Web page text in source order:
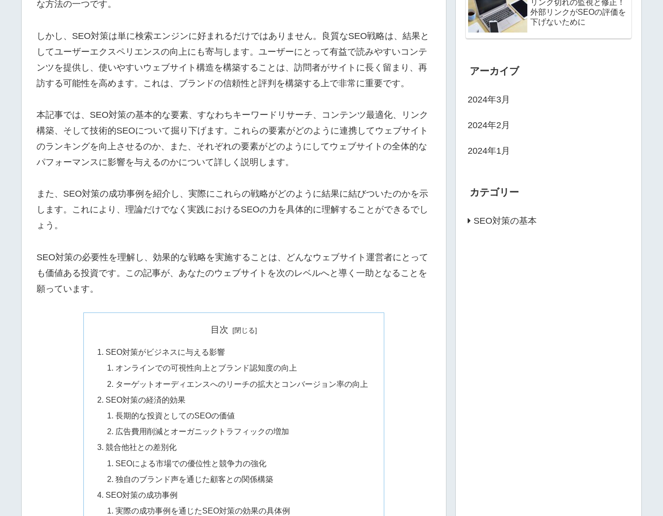
な方法の一つです。
しかし、SEO対策は単に検索エンジンに好まれるだけではありません。良質なSEO戦略は、結果と
してユーザーエクスペリエンスの向上にも寄与します。ユーザーにとって有益で読みやすいコンテ
ンツを提供し、使いやすいウェブサイト構造を構築することは、訪問者がサイトに長く留まり、再
訪する可能性を高めます。これは、ブランドの信頼性と評判を構築する上で非常に重要です。
本記事では、SEO対策の基本的な要素、すなわちキーワードリサーチ、コンテンツ最適化、リンク
構築、そして技術的SEOについて掘り下げます。これらの要素がどのように連携してウェブサイト
のランキングを向上させるのか、また、それぞれの要素がどのようにしてウェブサイトの全体的な
パフォーマンスに影響を与えるのかについて詳しく説明します。
また、SEO対策の成功事例を紹介し、実際にこれらの戦略がどのように結果に結びついたのかを示
します。これにより、理論だけでなく実践におけるSEOの力を具体的に理解することができるでし
ょう。
SEO対策の必要性を理解し、効果的な戦略を実施することは、どんなウェブサイト運営者にとって
も価値ある投資です。この記事が、あなたのウェブサイトを次のレベルへと導く一助となることを
願っています。
目次
SEO対策がビジネスに与える影響
オンラインでの可視性向上とブランド認知度の向上
ターゲットオーディエンスへのリーチの拡大とコンバージョン率の向上
SEO対策の経済的効果
長期的な投資としてのSEOの価値
広告費用削減とオーガニックトラフィックの増加
競合他社との差別化
SEOによる市場での優位性と競争力の強化
独自のブランド声を通じた顧客との関係構築
SEO対策の成功事例
実際の成功事例を通じたSEO対策の効果の具体例
リンク切れの監視と修正！
外部リンクがSEOの評価を
下げないために
アーカイブ
2024年3月
2024年2月
2024年1月
カテゴリー
SEO対策の基本